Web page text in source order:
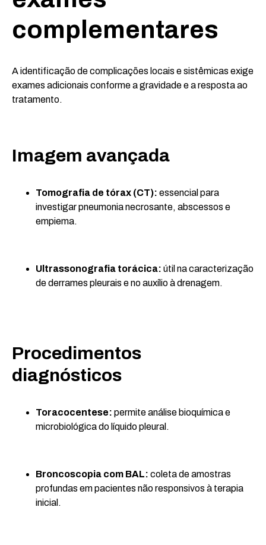
complementares
A identificação de complicações locais e sistêmicas exige
exames adicionais conforme a gravidade e a resposta ao
tratamento.
Imagem avançada
Tomografia de tórax (CT): essencial para
investigar pneumonia necrosante, abscessos e
empiema.
Ultrassonografia torácica: útil na caracterização
de derrames pleurais e no auxílio à drenagem.
Procedimentos
diagnósticos
Toracocentese: permite análise bioquímica e
microbiológica do líquido pleural.
Broncoscopia com BAL: coleta de amostras
profundas em pacientes não responsivos à terapia
inicial.